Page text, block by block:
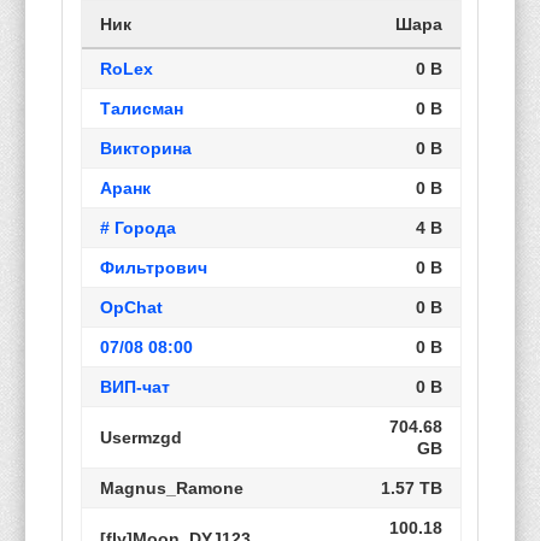
Ник Шара
RoLex 0 B
Талисман 0 B
Викторина 0 B
Аранк 0 B
# Города 4 B
Фильтрович 0 B
OpChat 0 B
07/08 08:00 0 B
ВИП-чат 0 B
Usermzgd
704.68
GB
Magnus_Ramone 1.57 TB
100.18